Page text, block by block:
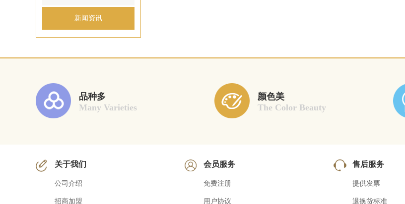
新闻资讯
品种多
Many Varieties
颜色美
The Color Beauty
关于我们
公司介绍
招商加盟
会员服务
免费注册
用户协议
售后服务
提供发票
退换货标准